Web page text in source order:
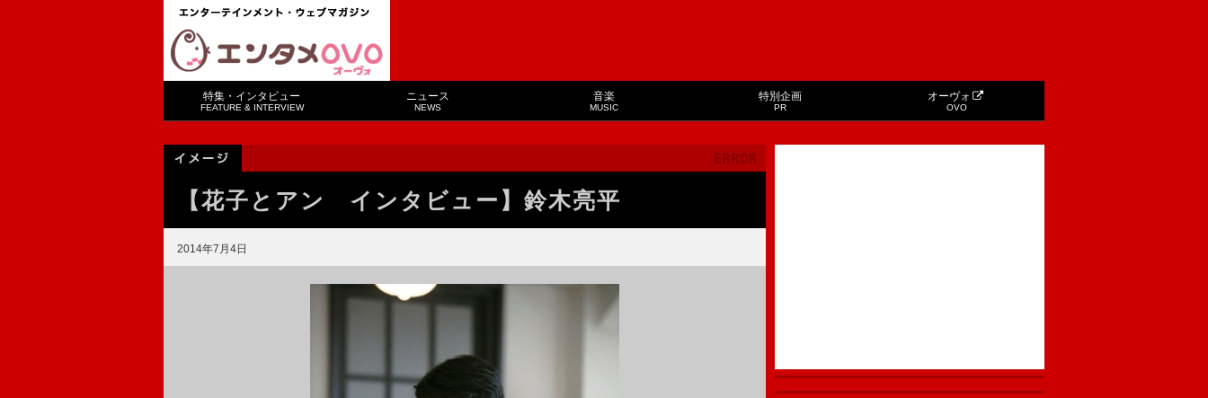
特集・インタビュー
FEATURE & INTERVIEW
ニュース
NEWS
音楽
MUSIC
特別企画
PR
オーヴォ
OVO
【花子とアン インタビュー】鈴木亮平
2014年7月4日